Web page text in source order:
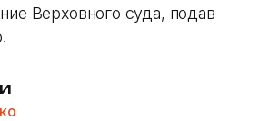
Верховного суда, подав